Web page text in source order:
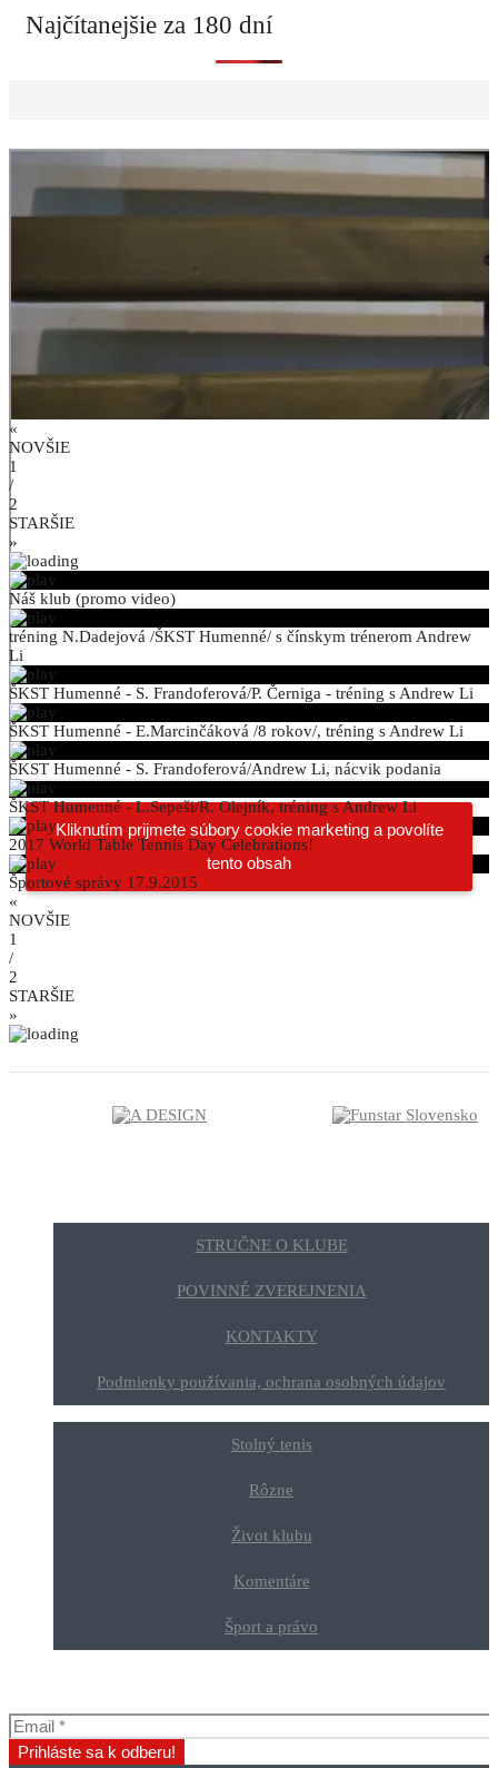
Najčítanejšie za 180 dní
Kliknutím prijmete súbory cookie marketing a povolíte
tento obsah
«
NOVŠIE
1
/
2
STARŠIE
»
Náš klub (promo video)
tréning N.Dadejová /ŠKST Humenné/ s čínskym trénerom Andrew
Li
ŠKST Humenné - S. Frandoferová/P. Černiga - tréning s Andrew Li
ŠKST Humenné - E.Marcinčáková /8 rokov/, tréning s Andrew Li
ŠKST Humenné - S. Frandoferová/Andrew Li, nácvik podania
ŠKST Humenné - L.Sepeši/R. Olejník, tréning s Andrew Li
2017 World Table Tennis Day Celebrations!
Športové správy 17.9.2015
«
NOVŠIE
1
/
2
STARŠIE
»
STRUČNE O KLUBE
POVINNÉ ZVEREJNENIA
KONTAKTY
Podmienky používania, ochrana osobných údajov
Stolný tenis
Rôzne
Život klubu
Komentáre
Šport a právo